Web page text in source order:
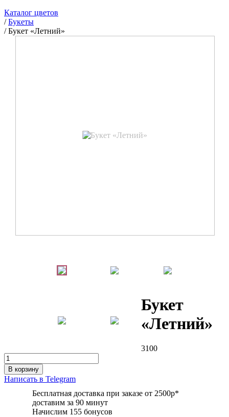
Каталог цветов
/Букеты
/Букет «Летний»
Букет
«Летний»
3100
В корзину
Написать в Telegram
Бесплатная доставка при заказе от 2500р*
доставим за 90 минут
Начислим 155 бонусов